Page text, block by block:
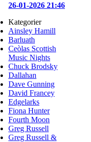
26-01-2026 21:46
Kategorier
Ainsley Hamill
Barluath
Ceòlas Scottish
Music Nights
Chuck Brodsky
Dallahan
Dave Gunning
David Francey
Edgelarks
Fiona Hunter
Fourth Moon
Greg Russell
Greg Russell &